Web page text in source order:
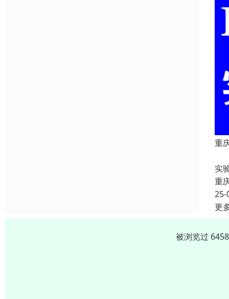
重
实
重
25-
更
被浏览过